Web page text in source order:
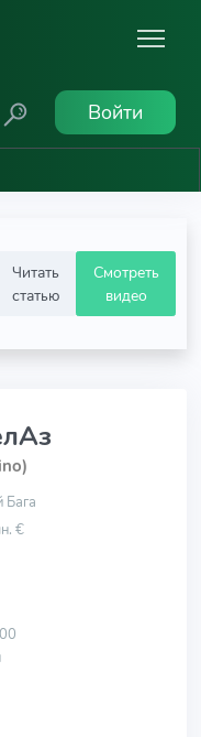
Войти
Читать
статью
Смотреть
видео
Бага
€